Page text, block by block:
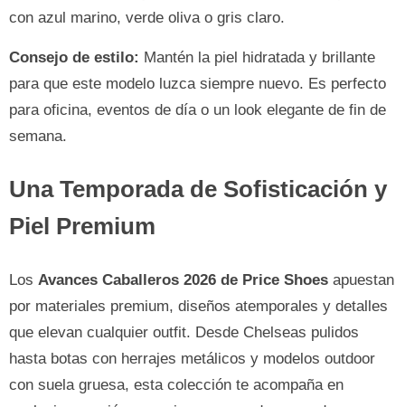
con azul marino, verde oliva o gris claro.
Consejo de estilo: Mantén la piel hidratada y brillante
para que este modelo luzca siempre nuevo. Es perfecto
para oficina, eventos de día o un look elegante de fin de
semana.
Una Temporada de Sofisticación y
Piel Premium
Los Avances Caballeros 2026 de Price Shoes apuestan
por materiales premium, diseños atemporales y detalles
que elevan cualquier outfit. Desde Chelseas pulidos
hasta botas con herrajes metálicos y modelos outdoor
con suela gruesa, esta colección te acompaña en